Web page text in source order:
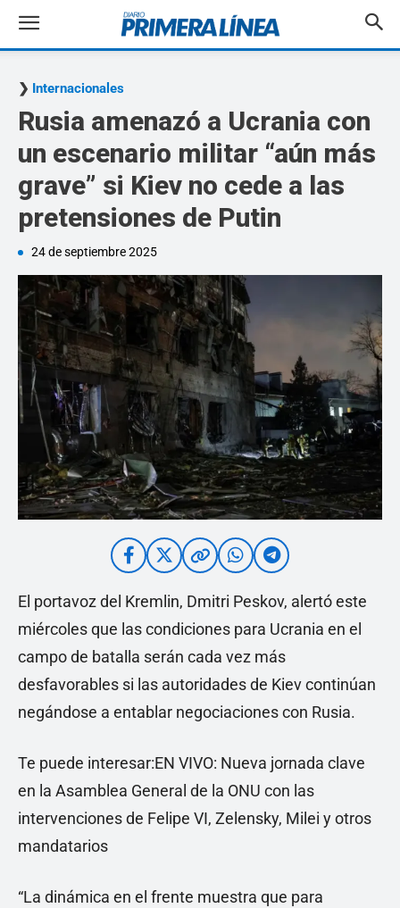
Internacionales
Rusia amenazó a Ucrania con
un escenario militar “aún más
grave” si Kiev no cede a las
pretensiones de Putin
24 de septiembre 2025
El portavoz del Kremlin, Dmitri Peskov, alertó este
miércoles que las condiciones para Ucrania en el
campo de batalla serán cada vez más
desfavorables si las autoridades de Kiev continúan
negándose a entablar negociaciones con Rusia.
Te puede interesar:EN VIVO: Nueva jornada clave
en la Asamblea General de la ONU con las
intervenciones de Felipe VI, Zelensky, Milei y otros
mandatarios
“La dinámica en el frente muestra que para